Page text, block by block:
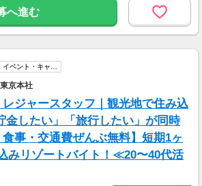
へ進む
イベント・キャ…
京本社
ジャースタッフ｜観光地で住み込
金したい」「旅行したい」が同時
事・交通費ぜんぶ無料】短期1ヶ
みリゾートバイト！≪20〜40代活